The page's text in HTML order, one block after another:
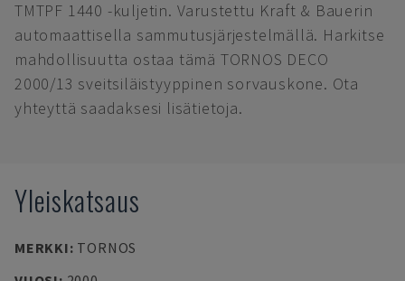
TMTPF 1440 -kuljetin. Varustettu Kraft & Bauerin
automaattisella sammutusjärjestelmällä. Harkitse
mahdollisuutta ostaa tämä TORNOS DECO
2000/13 sveitsiläistyyppinen sorvauskone. Ota
yhteyttä saadaksesi lisätietoja.
Yleiskatsaus
MERKKI: TORNOS